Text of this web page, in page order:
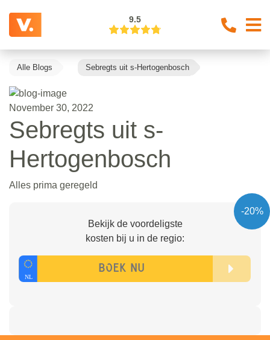
9.5
Alle Blogs Sebregts uit s-Hertogenbosch
November 30, 2022
Sebregts uit s-
Hertogenbosch
Alles prima geregeld
-20%
Bekijk de voordeligste
kosten bij u in de regio: